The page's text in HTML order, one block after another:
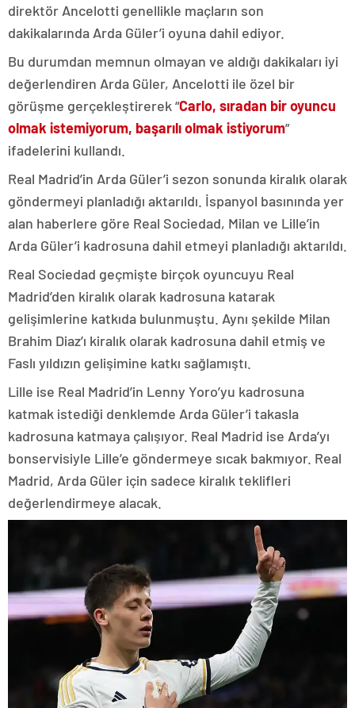
direktör Ancelotti genellikle maçların son
dakikalarında Arda Güler’i oyuna dahil ediyor.
Bu durumdan memnun olmayan ve aldığı dakikaları iyi
değerlendiren Arda Güler, Ancelotti ile özel bir
görüşme gerçekleştirerek “Carlo, sıradan bir oyuncu
olmak istemiyorum, başarılı olmak istiyorum”
ifadelerini kullandı.
Real Madrid’in Arda Güler’i sezon sonunda kiralık olarak
göndermeyi planladığı aktarıldı. İspanyol basınında yer
alan haberlere göre Real Sociedad, Milan ve Lille’in
Arda Güler’i kadrosuna dahil etmeyi planladığı aktarıldı.
Real Sociedad geçmişte birçok oyuncuyu Real
Madrid’den kiralık olarak kadrosuna katarak
gelişimlerine katkıda bulunmuştu. Aynı şekilde Milan
Brahim Diaz’ı kiralık olarak kadrosuna dahil etmiş ve
Faslı yıldızın gelişimine katkı sağlamıştı.
Lille ise Real Madrid’in Lenny Yoro’yu kadrosuna
katmak istediği denklemde Arda Güler’i takasla
kadrosuna katmaya çalışıyor. Real Madrid ise Arda’yı
bonservisiyle Lille’e göndermeye sıcak bakmıyor. Real
Madrid, Arda Güler için sadece kiralık teklifleri
değerlendirmeye alacak.